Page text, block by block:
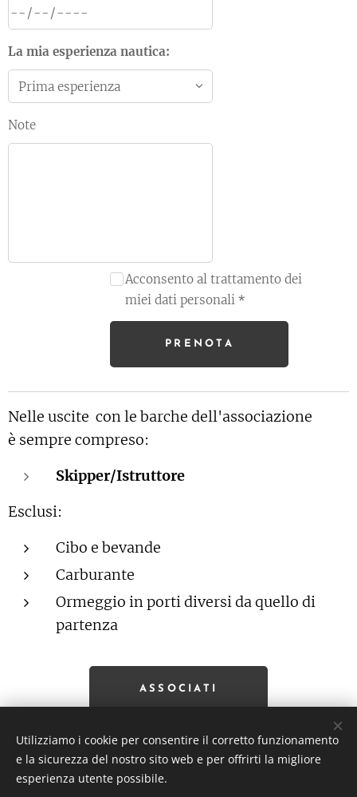
La mia esperienza nautica:
Note
Acconsento al trattamento dei
miei dati personali
PRENOTA
Nelle uscite con le barche dell'associazione
è sempre compreso:
Skipper/Istruttore
Esclusi:
Cibo e bevande
Carburante
Ormeggio in porti diversi da quello di
partenza
ASSOCIATI
INDIETRO
Utilizziamo i cookie per consentire il corretto funzionamento
e la sicurezza del nostro sito web e per offrirti la migliore
esperienza utente possibile.